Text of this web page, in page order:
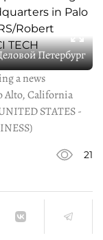
Петербург
a news
Alto, California
STATES -
21